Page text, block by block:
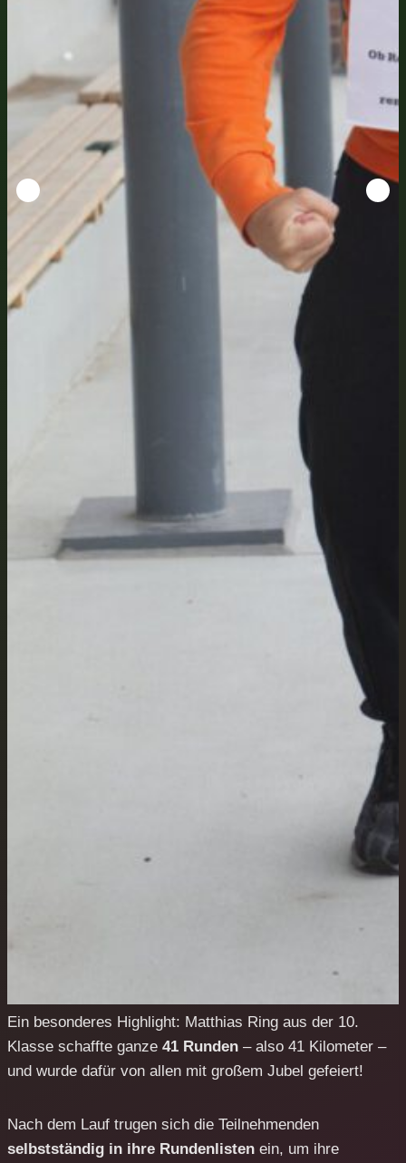
Ein besonderes Highlight: Matthias Ring aus der 10.
Klasse schaffte ganze 41 Runden – also 41 Kilometer –
und wurde dafür von allen mit großem Jubel gefeiert!
Nach dem Lauf trugen sich die Teilnehmenden
selbstständig in ihre Rundenlisten ein, um ihre